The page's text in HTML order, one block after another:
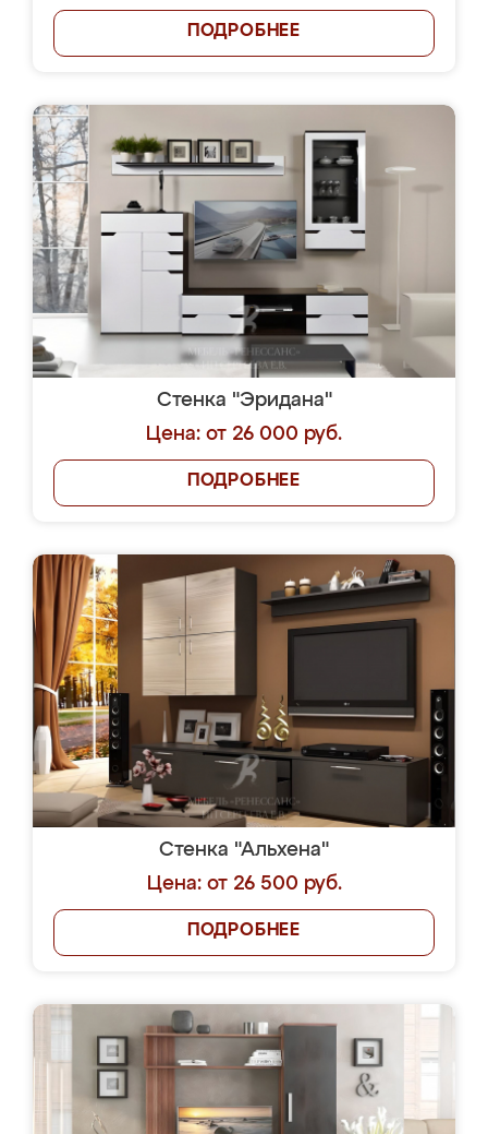
ПОДРОБНЕЕ
Стенка "Эридана"
Цена: от 26 000 руб.
ПОДРОБНЕЕ
Стенка "Альхена"
Цена: от 26 500 руб.
ПОДРОБНЕЕ